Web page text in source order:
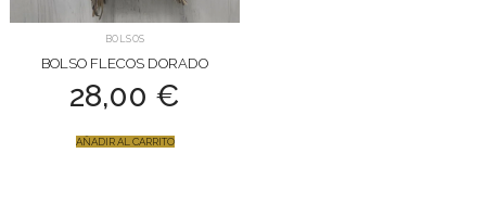
BOLSOS
BOLSO FLECOS DORADO
28,00 €
AÑADIR AL CARRITO